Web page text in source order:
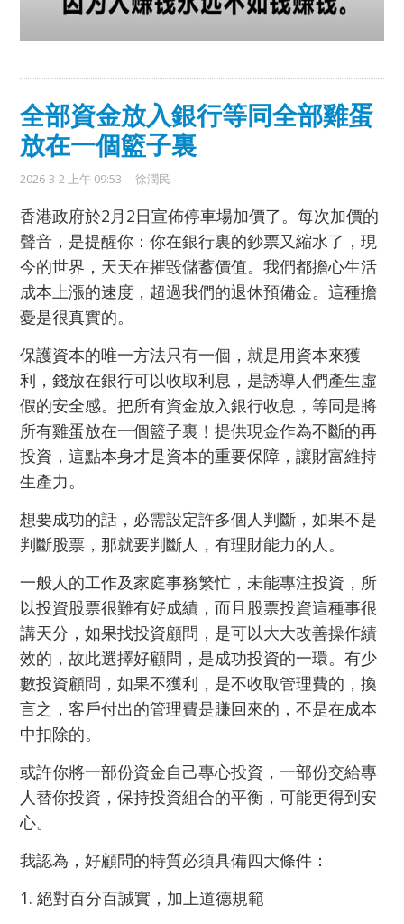
全部資金放入銀行等同全部雞蛋
放在一個籃子裏
2026-3-2 上午 09:53 徐潤民
香港政府於2月2日宣佈停車場加價了。每次加價的
聲音，是提醒你：你在銀行裏的鈔票又縮水了，現
今的世界，天天在摧毀儲蓄價值。我們都擔心生活
成本上漲的速度，超過我們的退休預備金。這種擔
憂是很真實的。
保護資本的唯一方法只有一個，就是用資本來獲
利，錢放在銀行可以收取利息，是誘導人們產生虛
假的安全感。把所有資金放入銀行收息，等同是將
所有雞蛋放在一個籃子裏﹗提供現金作為不斷的再
投資，這點本身才是資本的重要保障，讓財富維持
生產力。
想要成功的話，必需設定許多個人判斷，如果不是
判斷股票，那就要判斷人，有理財能力的人。
一般人的工作及家庭事務繁忙，未能專注投資，所
以投資股票很難有好成績，而且股票投資這種事很
講天分，如果找投資顧問，是可以大大改善操作績
效的，故此選擇好顧問，是成功投資的一環。有少
數投資顧問，如果不獲利，是不收取管理費的，換
言之，客戶付出的管理費是賺回來的，不是在成本
中扣除的。
或許你將一部份資金自己專心投資，一部份交給專
人替你投資，保持投資組合的平衡，可能更得到安
心。
我認為，好顧問的特質必須具備四大條件：
1. 絕對百分百誠實，加上道德規範